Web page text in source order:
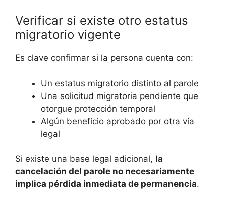
Verificar si existe otro estatus
migratorio vigente
Es clave confirmar si la persona cuenta con:
Un estatus migratorio distinto al parole
Una solicitud migratoria pendiente que
otorgue protección temporal
Algún beneficio aprobado por otra vía
legal
Si existe una base legal adicional, la
cancelación del parole no necesariamente
implica pérdida inmediata de permanencia.